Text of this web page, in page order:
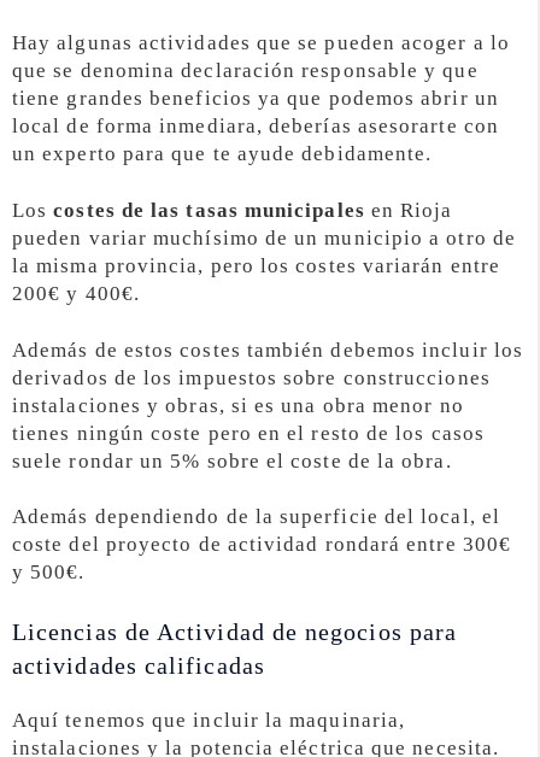
Hay algunas actividades que se pueden acoger a lo
que se denomina declaración responsable y que
tiene grandes beneficios ya que podemos abrir un
local de forma inmediara, deberías asesorarte con
un experto para que te ayude debidamente.
Loscostes de las tasas municipales en Rioja
pueden variar muchísimo de un municipio a otro de
la misma provincia, pero los costes variarán entre
200€ y 400€.
Además de estos costes también debemos incluir los
derivados de los impuestos sobre construcciones
instalaciones y obras, si es una obra menor no
tienes ningún coste pero en el resto de los casos
suele rondar un 5% sobre el coste de la obra.
Además dependiendo de la superficie del local, el
coste del proyecto de actividad rondará entre 300€
y 500€.
Licencias de Actividad de negocios para
actividades calificadas
Aquí tenemos que incluir la maquinaria,
instalaciones y la potencia eléctrica que necesita.